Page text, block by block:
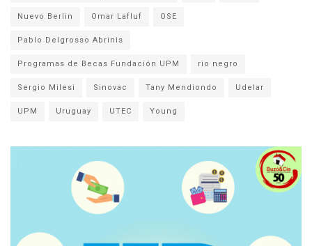
Nuevo Berlin Omar Lafluf OSE
Pablo Delgrosso Abrinis
Programas de Becas Fundación UPM rio negro
Sergio Milesi Sinovac Tany Mendiondo Udelar
UPM Uruguay UTEC Young